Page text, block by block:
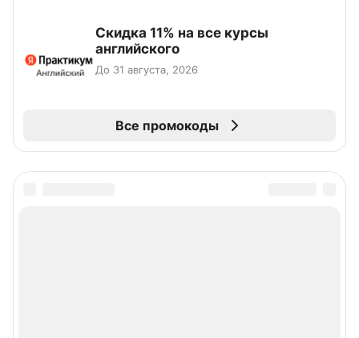
Скидка 11% на все курсы
английского
До 31 августа, 2026
Все промокоды